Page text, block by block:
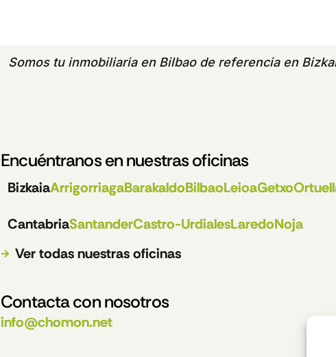
Somos tu inmobiliaria en Bilbaode referencia en
Encuéntranos en nuestras oficinas
BizkaiaArrigorriagaBarakaldoBilbaoLeioaGetxo
CantabriaSantanderCastro-UrdialesLaredoNoja
Ver todas nuestras oficinas
Contacta con nosotros
info@chomon.net